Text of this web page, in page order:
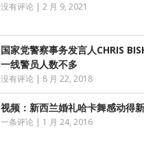
没有评论 | 2 月 9, 2021
国家党警察事务发言人CHRIS
一线警员人数不多
没有评论 | 8 月 22, 2018
视频：新西兰婚礼哈卡舞感动得
一条评论 | 1 月 24, 2016